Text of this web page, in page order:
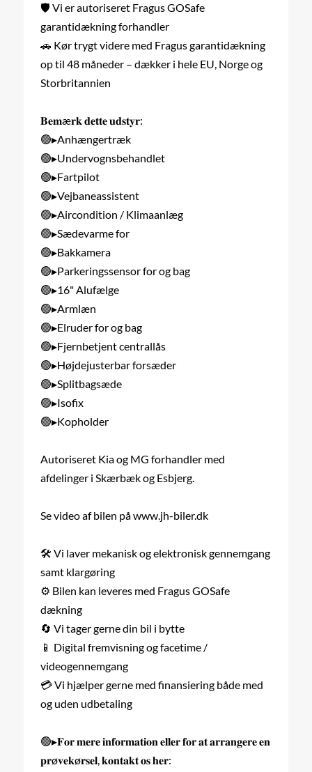
🛡️ Vi er autoriseret Fragus GOSafe
garantidækning forhandler
🚗 Kør trygt videre med Fragus garantidækning
op til 48 måneder – dækker i hele EU, Norge og
Storbritannien
𝐁𝐞𝐦æ𝐫𝐤 𝐝𝐞𝐭𝐭𝐞 𝐮𝐝𝐬𝐭𝐲𝐫:
🟢▸Anhængertræk
🟢▸Undervognsbehandlet
🟢▸Fartpilot
🟢▸Vejbaneassistent
🟢▸Aircondition / Klimaanlæg
🟢▸Sædevarme for
🟢▸Bakkamera
🟢▸Parkeringssensor for og bag
🟢▸16" Alufælge
🟢▸Armlæn
🟢▸Elruder for og bag
🟢▸Fjernbetjent centrallås
🟢▸Højdejusterbar forsæder
🟢▸Splitbagsæde
🟢▸Isofix
🟢▸Kopholder
Autoriseret Kia og MG forhandler med
afdelinger i Skærbæk og Esbjerg.
Se video af bilen på www.jh-biler.dk
🛠 Vi laver mekanisk og elektronisk gennemgang
samt klargøring
⚙️ Bilen kan leveres med Fragus GOSafe
dækning
🔄 Vi tager gerne din bil i bytte
📱 Digital fremvisning og facetime /
videogennemgang
💳 Vi hjælper gerne med finansiering både med
og uden udbetaling
🟢▸𝐅𝐨𝐫 𝐦𝐞𝐫𝐞 𝐢𝐧𝐟𝐨𝐫𝐦𝐚𝐭𝐢𝐨𝐧 𝐞𝐥𝐥𝐞𝐫 𝐟𝐨𝐫 𝐚𝐭 𝐚𝐫𝐫𝐚𝐧𝐠𝐞𝐫𝐞 𝐞𝐧
𝐩𝐫ø𝐯𝐞𝐤ø𝐫𝐬𝐞𝐥, 𝐤𝐨𝐧𝐭𝐚𝐤𝐭 𝐨𝐬 𝐡𝐞𝐫: